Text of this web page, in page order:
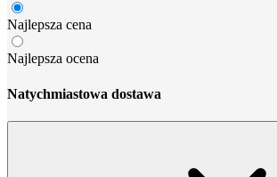
Najlepsza cena
Najlepsza ocena
Natychmiastowa dostawa